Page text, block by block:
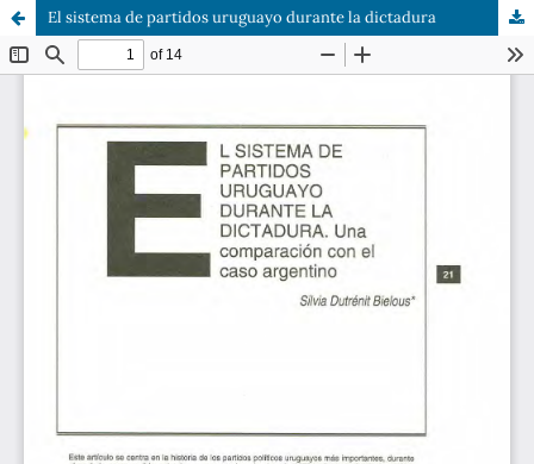
El sistema de partidos uruguayo durante la dictadura